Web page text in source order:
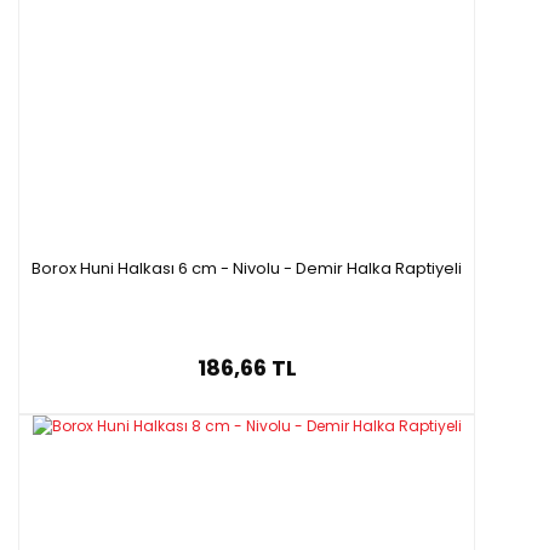
Borox Huni Halkası 6 cm - Nivolu - Demir Halka Raptiyeli
186,66 TL